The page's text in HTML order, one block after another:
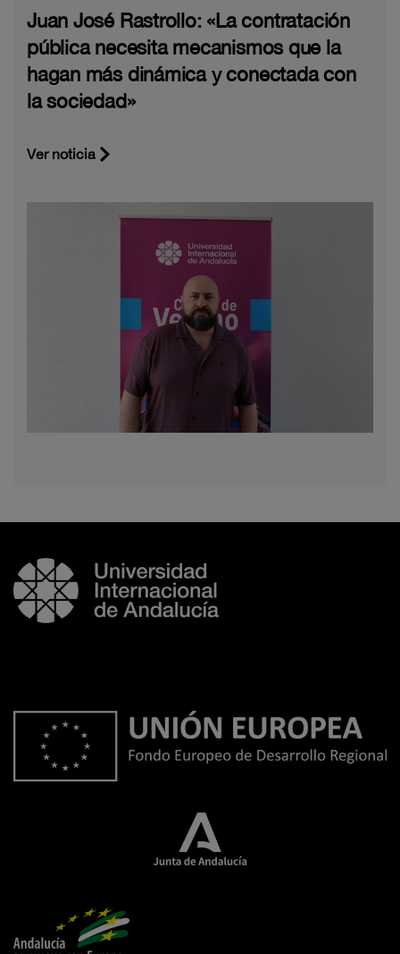
Juan José Rastrollo: «La contratación
pública necesita mecanismos que la
hagan más dinámica y conectada con
la sociedad»
Ver noticia